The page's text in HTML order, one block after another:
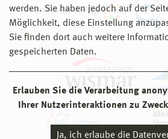
werden. Sie haben jedoch auf der
Möglichkeit, diese Einstellung
Sie finden dort auch weitere
gespeicherten Daten.
Erlauben Sie die Verarbeitung
Ihrer Nutzerinteraktionen zu
Ja, ich erlaube die